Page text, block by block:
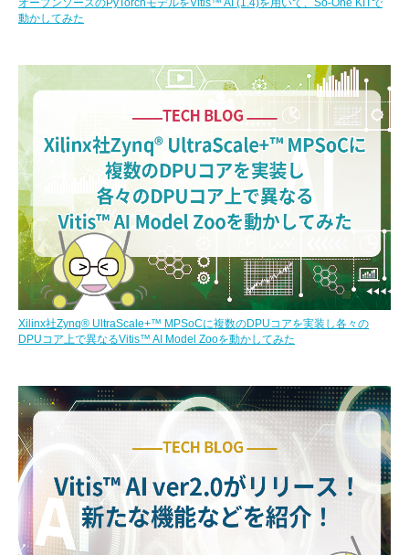
オープンソースのPyTorchモデルをVitis™ AI (1.4)を用いて、So-One KITで
動かしてみた
Xilinx社Zynq® UltraScale+™ MPSoCに複数のDPUコアを実装し各々の
DPUコア上で異なるVitis™ AI Model Zooを動かしてみた